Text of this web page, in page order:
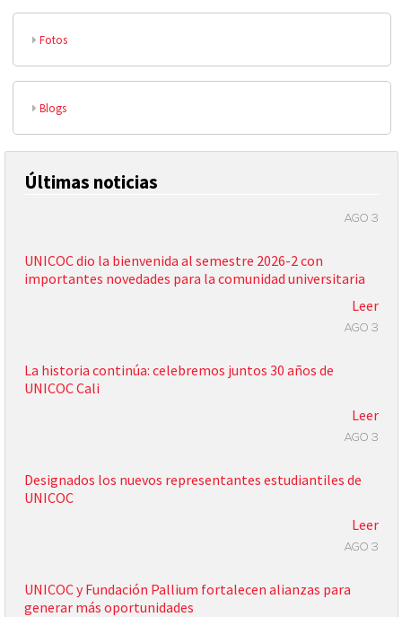
Fotos
Blogs
Últimas noticias
AGO 3
UNICOC dio la bienvenida al semestre 2026-2 con
importantes novedades para la comunidad universitaria
Leer
AGO 3
La historia continúa: celebremos juntos 30 años de
UNICOC Cali
Leer
AGO 3
Designados los nuevos representantes estudiantiles de
UNICOC
Leer
AGO 3
UNICOC y Fundación Pallium fortalecen alianzas para
generar más oportunidades